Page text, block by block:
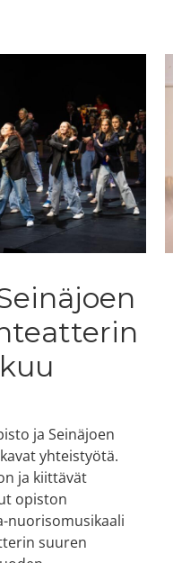
ja Seinäjoen
yhteistyötä.
ja kiittävät
opiston
nuorisomusikaali
suuren